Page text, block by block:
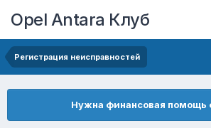
Opel Antara Клуб
Регистрация неисправностей
Нужна финансовая помощь